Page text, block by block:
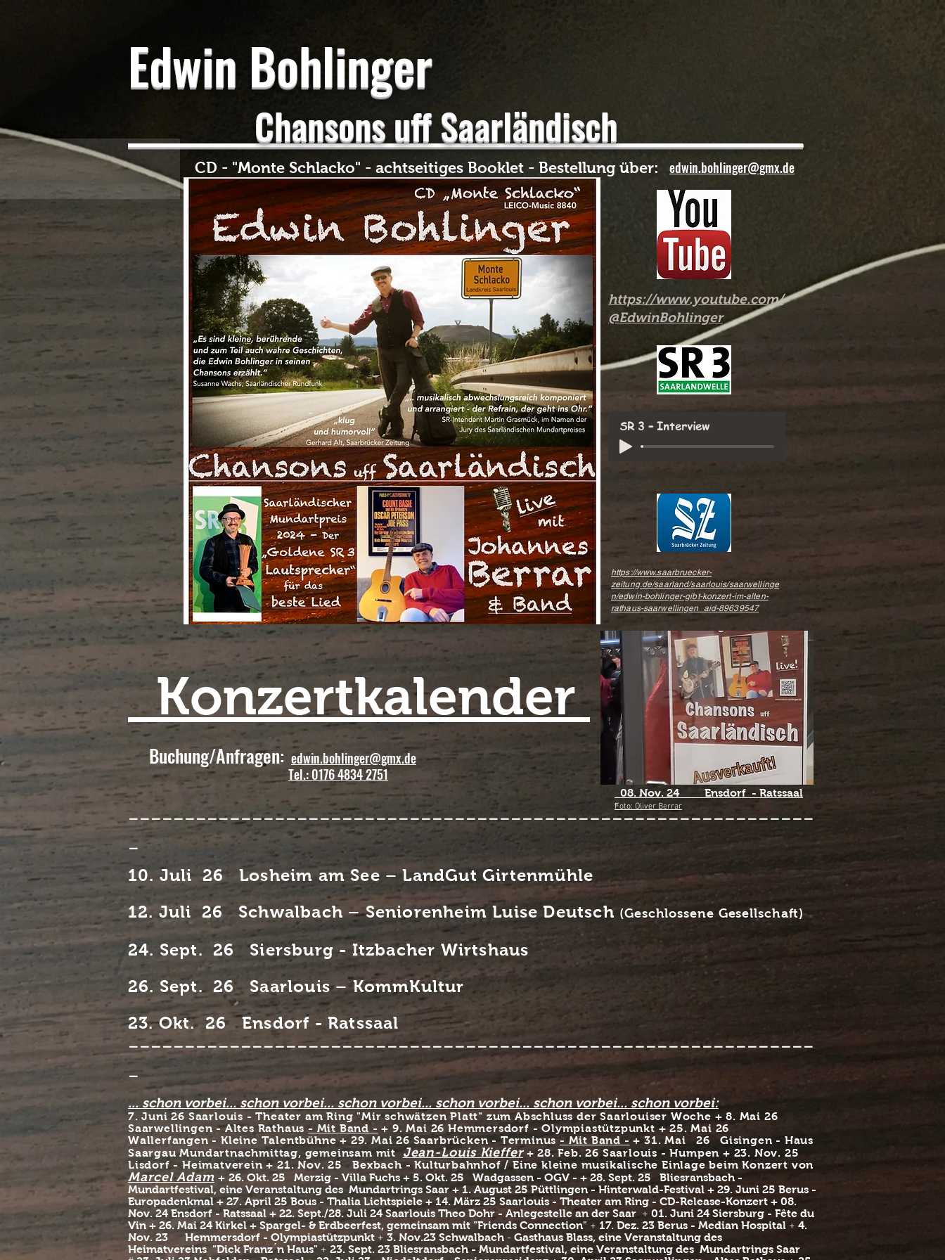
Edwin Bohlinger
Chansons uff Saarländisch
CD - "Monte Schlacko" - achtseitiges Booklet​ - Bestellung über: edwin.bohlinger@gmx.de
Foto: Julian BohlingerSchlaflos-Deluxe
https://www.youtube.com/
@EdwinBohlinger
SR 3 – Interview
https://www.saarbruecker-
zeitung.de/saarland/saarlouis/saarwellinge
n/edwin-bohlinger-gibt-konzert-im-alten-
rathaus-saarwellingen_aid-89639547
08. Nov. 24 Ensdorf - Ratssaal
Foto: Oliver Berrar
Konzertkalender
Buchung/Anfragen: edwin.bohlinger@gmx.de
Tel.: 0176 4834 2751
-------------------------------------------------------------
-
10. Juli 26 Losheim am See – LandGut Girtenmühle
12. Juli 26 Schwalbach – Seniorenheim Luise Deutsch (Geschlossene Gesellschaft)
24. Sept. 26 Siersburg - Itzbacher Wirtshaus
26. Sept. 26 Saarlouis – KommKultur
23. Okt. 26 Ensdorf - Ratssaal
-------------------------------------------------------------
-
... schon vorbei... schon vorbei... schon vorbei... schon vorbei... schon vorbei... schon vorbei:
7. Juni 26 Saarlouis - Theater am Ring "Mir schwätzen Platt" zum Abschluss der Saarlouiser Woche + 8. Mai 26
Saarwellingen - Altes Rathaus- Mit Band - +9. Mai 26 Hemmersdorf - Olympiastützpunkt + 25. Mai 26
Wallerfangen - Kleine Talentbühne + 29. Mai 26 Saarbrücken - Terminus - Mit Band - +31. Mai 26 Gisingen - Haus
Saargau Mundartnachmittag, gemeinsam mit Jean-Louis Kieffer+ 28. Feb. 26 Saarlouis - Humpen + 23. Nov. 25
Lisdorf - Heimatverein + 21. Nov. 25 Bexbach - Kulturbahnhof​ / Eine kleine musikalische Einlage beim Konzert von
Marcel Adam +26. Okt. 25 Merzig - Villa Fuchs + 5. Okt. 25 Wadgassen - OGV - + 28. Sept. 25 Bliesransbach -
Mundartfestival, eine Veranstaltung des Mundartrings Saar​ +1. August 25 Püttlingen - Hinterwald-Festival + 29. Juni 25 Berus -
Europadenkmal + 27. April 25 Bous - Thalia Lichtspiele + 14. März 25 Saarlouis - Theater am Ring - CD-Release-Konzert + 08.
Nov. 24 Ensdorf - Ratssaal + 22. Sept./28. Juli 24 Saarlouis Theo Dohr - Anlegestelle an der Saar​ + 01. Juni 24 Siersburg - Fête du
Vin + 26. Mai 24 Kirkel + Spargel- & Erdbeerfest, gemeinsam mit "Friends Connection" ​​ + 17. Dez. 23 Berus - Median Hospital ​+ 4.
Nov. 23 Hemmersdorf - Olympiastützpunkt ​+3. Nov.23 Schwalbach - Gasthaus Blass, eine Veranstaltung des
Heimatvereins "Dick Franz´n Haus" ​ + 23. Sept. 23 Bliesransbach - Mundartfestival, eine Veranstaltung des Mundartrings Saar